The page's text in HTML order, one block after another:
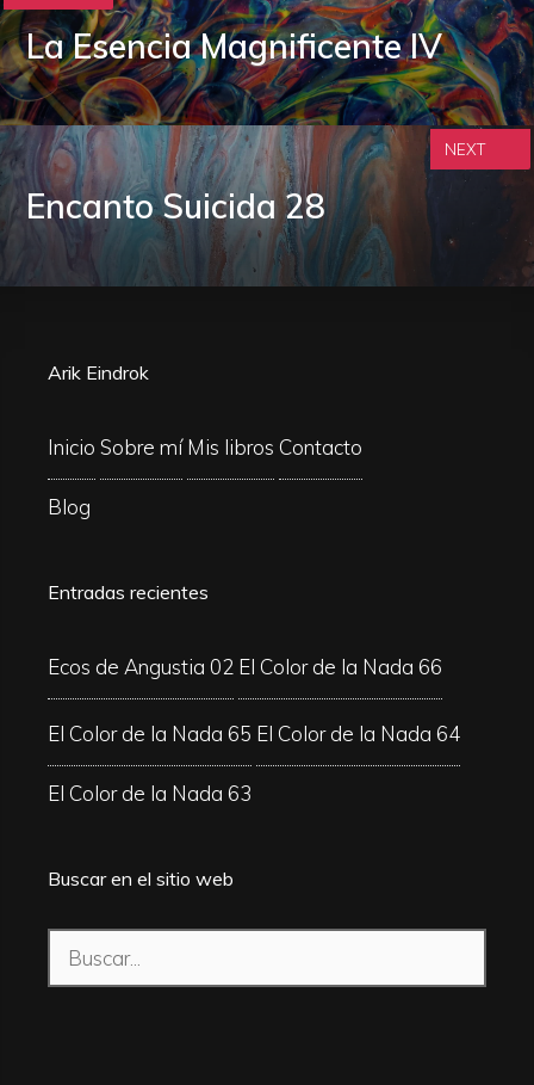
La Esencia Magnificente IV
Encanto Suicida 28
NEXT
Arik Eindrok
Inicio Sobre mí Mis libros Contacto
Blog
Entradas recientes
Ecos de Angustia 02 El Color de la Nada 66
El Color de la Nada 65 El Color de la Nada 64
El Color de la Nada 63
Buscar en el sitio web